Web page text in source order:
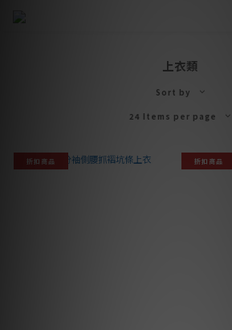
上衣類
Sort by
24 Items per page
折扣商品 折扣商品